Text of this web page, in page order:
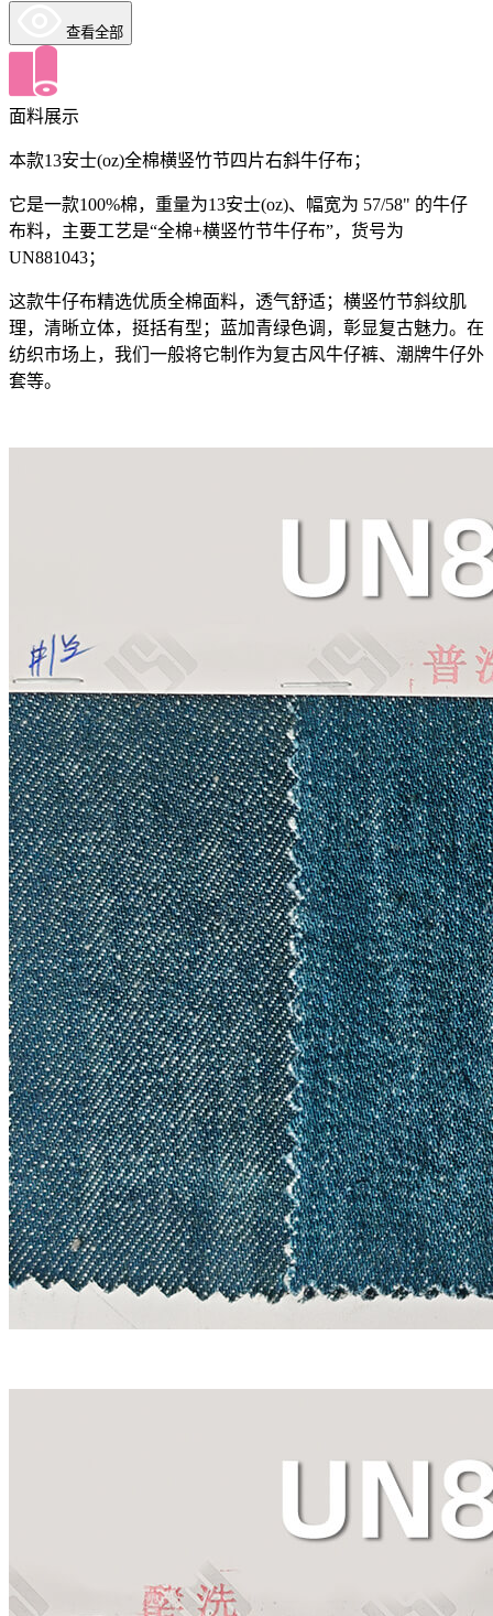
查看全部
面料展示
本款13安士(oz)全棉横竖竹节四片右斜牛仔布；
它是一款100%棉，重量为13安士(oz)、幅宽为 57/58" 的牛仔
布料，主要工艺是“全棉+横竖竹节牛仔布”，货号为
UN881043；
这款牛仔布精选优质全棉面料，透气舒适；横竖竹节斜纹肌
理，清晰立体，挺括有型；蓝加青绿色调，彰显复古魅力。在
纺织市场上，我们一般将它制作为复古风牛仔裤、潮牌牛仔外
套等。